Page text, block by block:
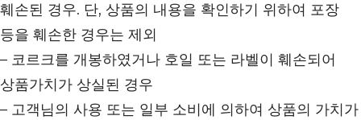
훼손된 경우. 단, 상품의 내용을 확인하기 위하여 포장
등을 훼손한 경우는 제외
– 코르크를 개봉하였거나 호일 또는 라벨이 훼손되어
상품가치가 상실된 경우
– 고객님의 사용 또는 일부 소비에 의하여 상품의 가치가